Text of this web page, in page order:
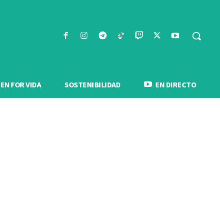
FOR VIDA SOSTENIBILIDAD EN DIRECTO